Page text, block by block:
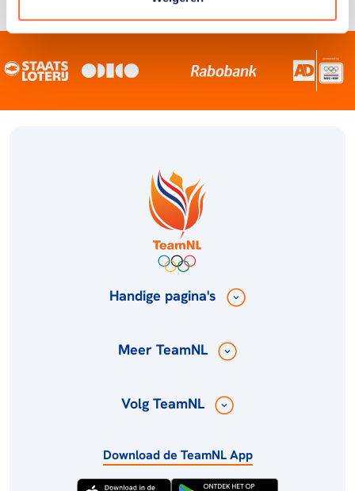
Handige pagina's
Meer TeamNL
Volg TeamNL
Download de TeamNL App